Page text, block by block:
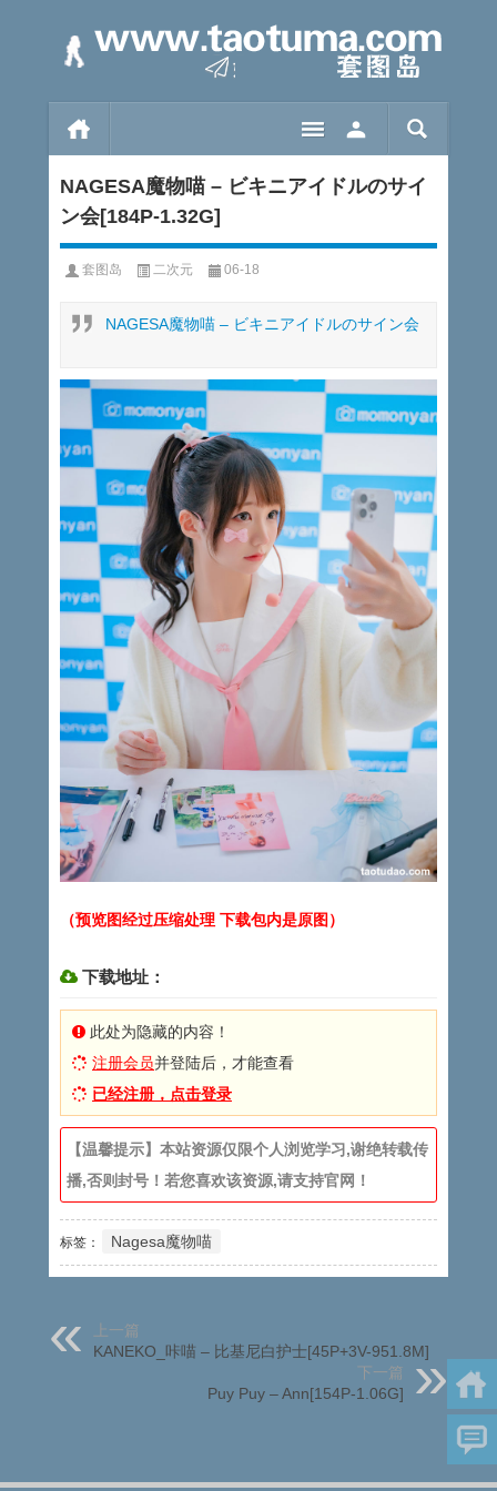
NAGESA魔物喵 – ビキニアイドルのサイ
ン会[184P-1.32G]
套图岛 二次元 06-18
NAGESA魔物喵 – ビキニアイドルのサイン会
（预览图经过压缩处理 下载包内是原图）
下载地址：
此处为隐藏的内容！
注册会员并登陆后，才能查看
已经注册，点击登录
【温馨提示】本站资源仅限个人浏览学习,谢绝转载传
播,否则封号！若您喜欢该资源,请支持官网！
标签： Nagesa魔物喵
上一篇
KANEKO_咔喵 – 比基尼白护士[45P+3V-951.8M]
下一篇
Puy Puy – Ann[154P-1.06G]